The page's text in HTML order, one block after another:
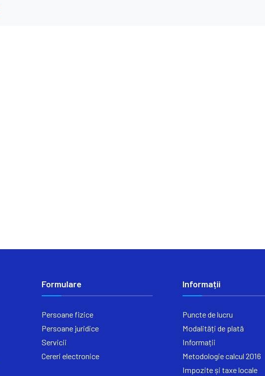
Formulare
Persoane fizice
Persoane juridice
Servicii
Cereri electronice
Informații
Puncte de lucru
Modalități de plată
Informații
Metodologie calcul 2016
Impozite și taxe locale